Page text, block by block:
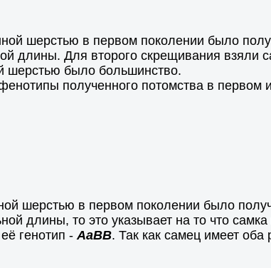
шерстью в первом поколении было
Для второго скрещивания взяли
шерстью было большинство.
полученного потомства в первом
шерстью в первом поколении было
длины, то это указывает на то что
генотип - AaBB. Так как самец имеет оба